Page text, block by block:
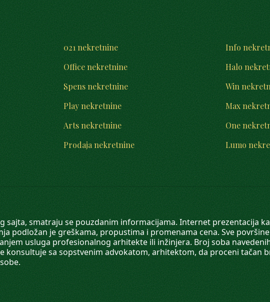
sajta, smatraju se pouzdanim informacijama. Internet prezentacija
podložan je greškama, propustima i promenama cena. Sve
usluga profesionalnog arhitekte ili inžinjera. Broj soba
konsultuje sa sopstvenim advokatom, arhitektom, da proceni tačan
021 nekretnine
Info
Office nekretnine
Halo
Spens nekretnine
Win
Play nekretnine
Max
Arts nekretnine
One
Prodaja nekretnine Lumo